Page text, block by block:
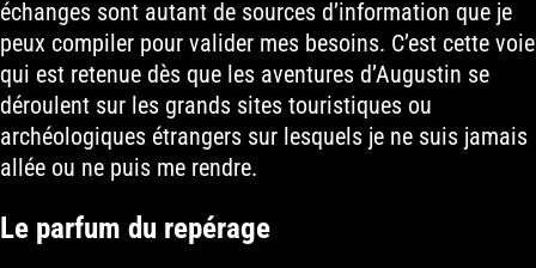
échanges sont autant de sources d’information que je
peux compiler pour valider mes besoins. C’est cette voie
qui est retenue dès que les aventures d’Augustin se
déroulent sur les grands sites touristiques ou
archéologiques étrangers sur lesquels je ne suis jamais
allée ou ne puis me rendre.
Le parfum du repérage